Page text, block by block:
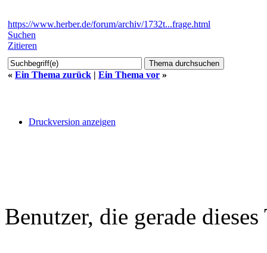
https://www.herber.de/forum/archiv/1732t...frage.html
Suchen
Zitieren
« Ein Thema zurück | Ein Thema vor »
Druckversion anzeigen
Benutzer, die gerade